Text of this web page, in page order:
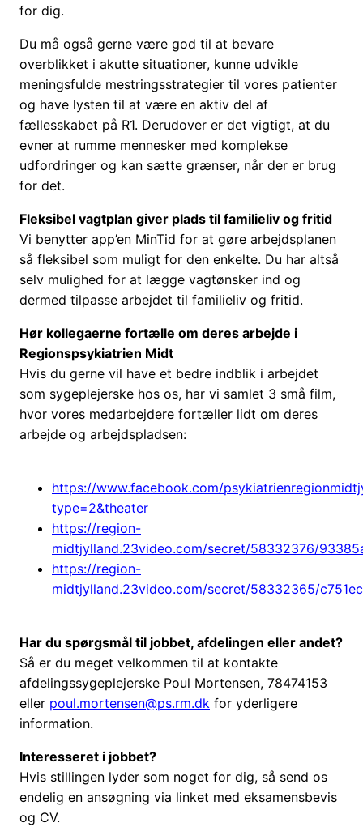
for dig.
Du må også gerne være god til at bevare
overblikket i akutte situationer, kunne udvikle
meningsfulde mestringsstrategier til vores patienter
og have lysten til at være en aktiv del af
fællesskabet på R1. Derudover er det vigtigt, at du
evner at rumme mennesker med komplekse
udfordringer og kan sætte grænser, når der er brug
for det.
Fleksibel vagtplan giver plads til familieliv og fritid
Vi benytter app’en MinTid for at gøre arbejdsplanen
så fleksibel som muligt for den enkelte. Du har altså
selv mulighed for at lægge vagtønsker ind og
dermed tilpasse arbejdet til familieliv og fritid.
Hør kollegaerne fortælle om deres arbejde i
Regionspsykiatrien Midt
Hvis du gerne vil have et bedre indblik i arbejdet
som sygeplejerske hos os, har vi samlet 3 små film,
hvor vores medarbejdere fortæller lidt om deres
arbejde og arbejdspladsen:
https://www.facebook.com/
type=2&theater
https://region-
midtjylland.23video.com/secret/58332376/
https://region-
midtjylland.23video.com/secret/58332365/
Har du spørgsmål til jobbet, afdelingen eller andet?
Så er du meget velkommen til at kontakte
afdelingssygeplejerske Poul Mortensen, 78474153
eller poul.mortensen@ps.rm.dk for yderligere
information.
Interesseret i jobbet?
Hvis stillingen lyder som noget for dig, så send os
endelig en ansøgning via linket med eksamensbevis
og CV.